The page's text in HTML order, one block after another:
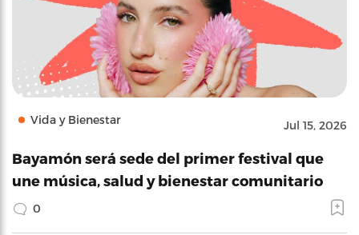
Vida y Bienestar Jul 15, 2026
Bayamón será sede del primer festival que
une música, salud y bienestar comunitario
0